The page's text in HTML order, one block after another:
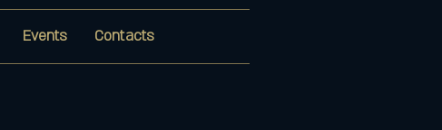
Events Contacts